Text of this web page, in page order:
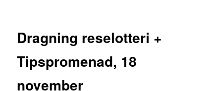
Dragning reselotteri +
Tipspromenad, 18
november